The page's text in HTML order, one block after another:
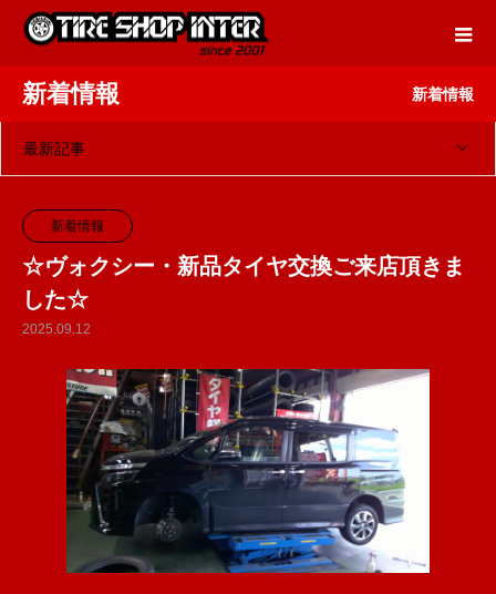
新着情報 新着情報
最新記事
新着情報
☆ヴォクシー・新品タイヤ交換ご来店頂きま
した☆
2025.09.12